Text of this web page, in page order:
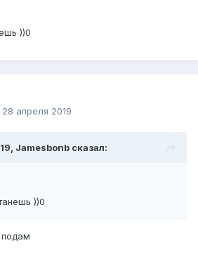
))0
28 апреля 2019
Jamesbonb сказал:
))0
подам